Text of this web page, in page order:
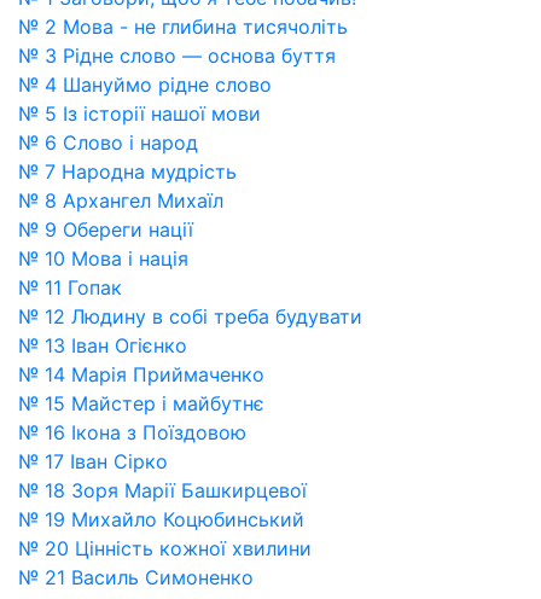
№ 2 Мова - не глибина тисячоліть
№ 3 Рідне слово — основа буття
№ 4 Шануймо рідне слово
№ 5 Із історії нашої мови
№ 6 Слово і народ
№ 7 Народна мудрість
№ 8 Архангел Михаїл
№ 9 Обереги нації
№ 10 Мова і нація
№ 11 Гопак
№ 12 Людину в собі треба будувати
№ 13 Іван Огієнко
№ 14 Марія Приймаченко
№ 15 Майстер і майбутнє
№ 16 Ікона з Поїздовою
№ 17 Іван Сірко
№ 18 Зоря Марії Башкирцевої
№ 19 Михайло Коцюбинський
№ 20 Цінність кожної хвилини
№ 21 Василь Симоненко